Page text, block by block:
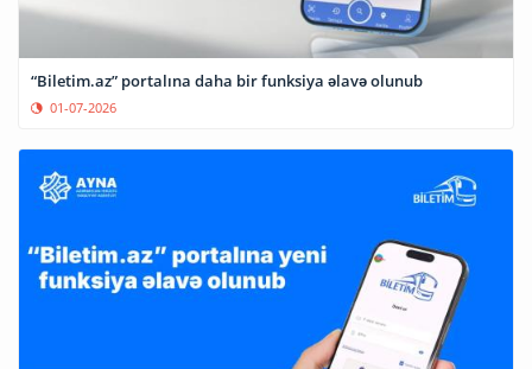
“Biletim.az” portalına daha bir funksiya əlavə olunub
01-07-2026